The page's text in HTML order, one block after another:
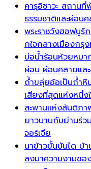
คารุอิซาวะ สถาน
ธรรมชาติและผ่อน
พระราชวังฮอฟบูร์
กใจกลางเมืองกรุ
บ่อน้ำร้อนห้วยหมา
ผ่อน ผ่อนคลายแล
ถ้ำขลุ่ยอ้อเป็นถ้ำ
เสียงที่สุดแห่งหนึ่ง
สะพานแห่งสันติภา
ยาวนานกับย่านร่
จอร์เจีย
นาข้าวขั้นบันได บ้
ลงมาความงามขอ